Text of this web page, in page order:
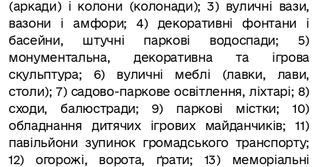
(аркади) і колони (колонади); 3) вуличні вази,
вазони і амфори; 4) декоративні фонтани і
басейни, штучні паркові водоспади; 5)
монументальна, декоративна та ігрова
скульптура; 6) вуличні меблі (лавки, лави,
столи); 7) садово-паркове освітлення, ліхтарі; 8)
сходи, балюстради; 9) паркові містки; 10)
обладнання дитячих ігрових майданчиків; 11)
павільйони зупинок громадського транспорту;
12) огорожі, ворота, ґрати; 13) меморіальні